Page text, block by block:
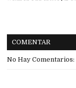
COMENTAR
No Hay Comentarios: